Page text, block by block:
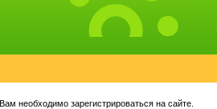
необходимо зарегистрироваться на сайте.